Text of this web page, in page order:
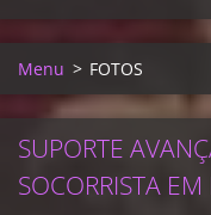
Menu > FOTOS
SUPORTE
SOCORRISTA